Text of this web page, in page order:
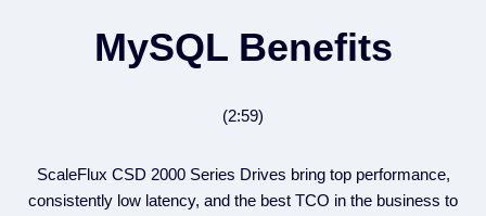
MySQL Benefits
(2:59)
ScaleFlux CSD 2000 Series Drives bring top performance,
consistently low latency, and the best TCO in the business to